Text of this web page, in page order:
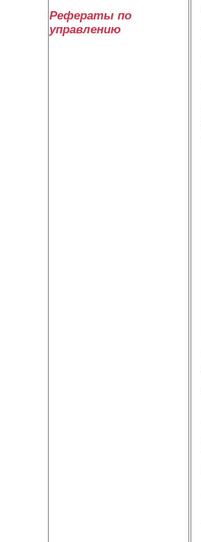
Рефераты по
управлению